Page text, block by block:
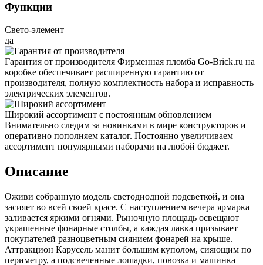
Функции
Свето-элемент
да
Гарантия от производителя Фирменная пломба Go-Brick.ru на
коробке обеспечивает расширенную гарантию от
производителя, полную комплектность набора и исправность
электрических элементов.
Широкий ассортимент с постоянным обновлением
Внимательно следим за новинками в мире конструкторов и
оперативно пополняем каталог. Постоянно увеличиваем
ассортимент популярными наборами на любой бюджет.
Описание
Оживи собранную модель светодиодной подсветкой, и она
засияет во всей своей красе. С наступлением вечера ярмарка
заливается яркими огнями. Рыночную площадь освещают
украшенные фонарные столбы, а каждая лавка призывает
покупателей разноцветным сиянием фонарей на крыше.
Аттракцион Карусель манит большим куполом, сияющим по
периметру, а подсвеченные лошадки, повозка и машинка